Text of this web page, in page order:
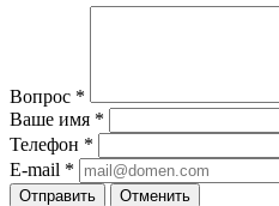
Вопрос *
Ваше имя *
Телефон *
E-mail *
Отправить Отменить